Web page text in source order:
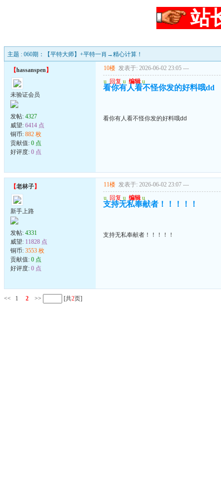
站
主题 : 060期：【平特大师】+平特一肖→精心计算！
【hassanspen】
未验证会员
发帖: 4327
威望: 6414 点
铜币: 882 枚
贡献值: 0 点
好评度: 0 点
10楼 发表于: 2026-06-02 23:05 ---
u 回复 u 编辑 u
看你有人看不怪你发的好料哦dd
看你有人看不怪你发的好料哦dd
【老林子】
新手上路
发帖: 4331
威望: 11828 点
铜币: 3553 枚
贡献值: 0 点
好评度: 0 点
11楼 发表于: 2026-06-02 23:07 ---
u 回复 u 编辑 u
支持无私奉献者！！！！！
支持无私奉献者！！！！！
<< 1 2 >> [共2页]